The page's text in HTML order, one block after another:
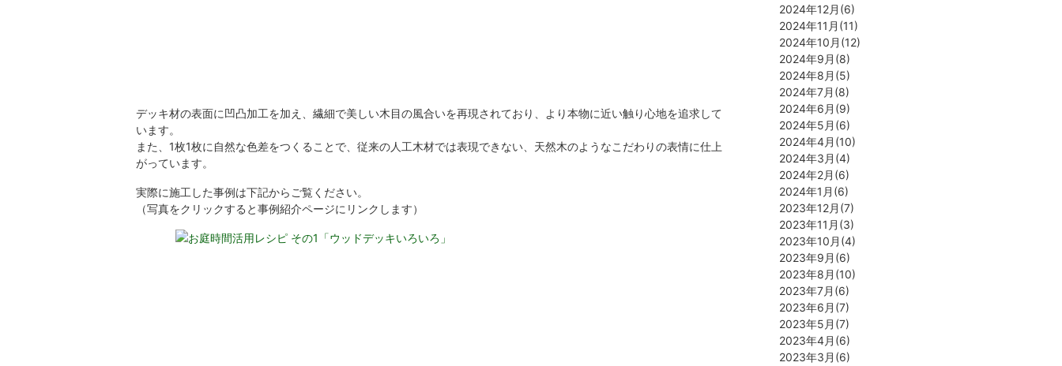
デッキ材の表面に凹凸加工を加え、繊細で美しい木目の風合いを再現されており、より本物に近い触り心地を追求して
います。
また、1枚1枚に自然な色差をつくることで、従来の人工木材では表現できない、天然木のようなこだわりの表情に仕上
がっています。
実際に施工した事例は下記からご覧ください。
（写真をクリックすると事例紹介ページにリンクします）
2024年12月(6)
2024年11月(11)
2024年10月(12)
2024年9月(8)
2024年8月(5)
2024年7月(8)
2024年6月(9)
2024年5月(6)
2024年4月(10)
2024年3月(4)
2024年2月(6)
2024年1月(6)
2023年12月(7)
2023年11月(3)
2023年10月(4)
2023年9月(6)
2023年8月(10)
2023年7月(6)
2023年6月(7)
2023年5月(7)
2023年4月(6)
2023年3月(6)